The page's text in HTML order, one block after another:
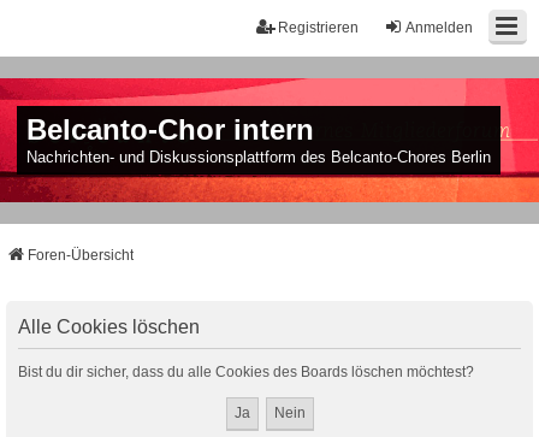
Anmelden
Registrieren
Belcanto-Chor intern
Nachrichten- und Diskussionsplattform des Belcanto-Chores Berlin
Foren-Übersicht
Alle Cookies löschen
Bist du dir sicher, dass du alle Cookies des Boards löschen möchtest?